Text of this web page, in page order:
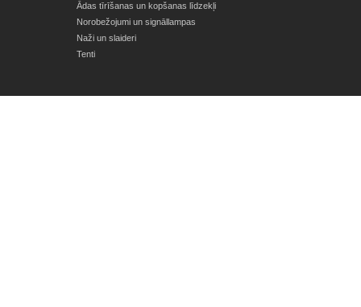
Ādas tīrīšanas un kopšanas līdzekļi
Norobežojumi un signāllampas
Naži un slaideri
Tenti